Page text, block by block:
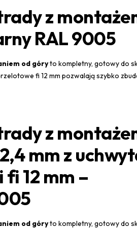
z
RAL 9005
od góryto kompletny, gotowy do
fi 12 mm pozwalają szybko
z
mm z
12 mm –
od góryto kompletny, gotowy do